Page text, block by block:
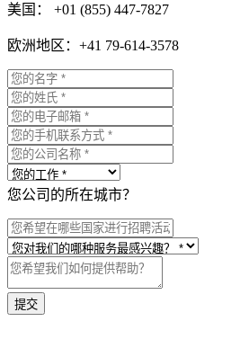
美国： +01 (855) 447-7827
欧洲地区：+41 79-614-3578
您公司的所在城市？